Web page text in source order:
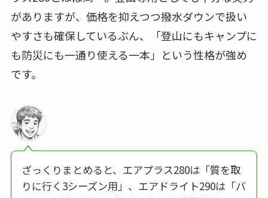
がありますが、価格を抑えつつ撥水ダウンで扱い
やすさも確保しているぶん、「登山にもキャンプに
も防災にも一通り使える一本」という性格が強め
です。
ざっくりまとめると、エアプラス280は「質を取
りに行く3シーズン用」、エアドライト290は「バ